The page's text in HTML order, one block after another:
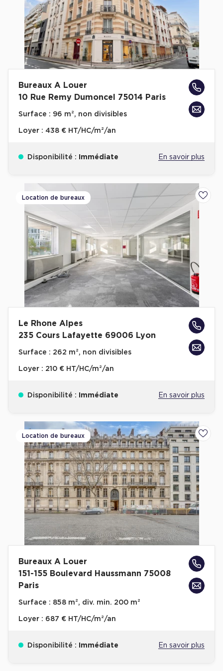
Achat de Commerces
Achat de Commerces à Nîmes
Achat de Commerces à Toulouse
Achat de Commerces à Marseille
Bureaux privés à Paris
Bureaux privés à Marseille
Bureaux privés à Neuilly-sur-Seine
Bureaux privés à Lille
Plateaux opérés
Plateaux opérés à Paris
Plateaux opérés à Lyon
Plateaux opérés à Neuilly-sur-Seine
Plateaux opérés à Saint-Ouen
Plateaux opérés à Boulogne-Billancourt
Bureaux privés avec terrasse
Guide & Conseils
Livrets blancs & Études
Cas Clients
Bureaux A Louer
10 Rue Remy Dumoncel 75014 Paris
Surface : 96 m², non divisibles
Loyer : 438 € HT/HC/m²/an
Disponibilité : Immédiate En savoir plus
Location de bureaux
Le Rhone Alpes
235 Cours Lafayette 69006 Lyon
Surface : 262 m², non divisibles
Loyer : 210 € HT/HC/m²/an
Disponibilité : Immédiate En savoir plus
Location de bureaux
Bureaux A Louer
151-155 Boulevard Haussmann 75008
Paris
Surface : 858 m², div. min. 200 m²
Loyer : 687 € HT/HC/m²/an
Disponibilité : Immédiate En savoir plus